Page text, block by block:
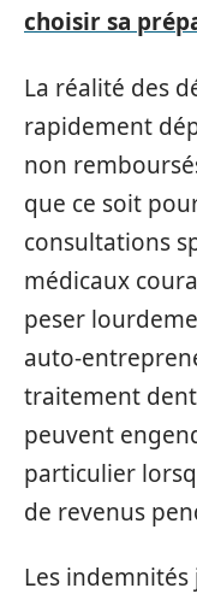
choisir sa
La réalité des
rapidement
non
que ce soit
consultations
médicaux
peser
auto-
traitement
peuvent
particulier
de revenus
Les